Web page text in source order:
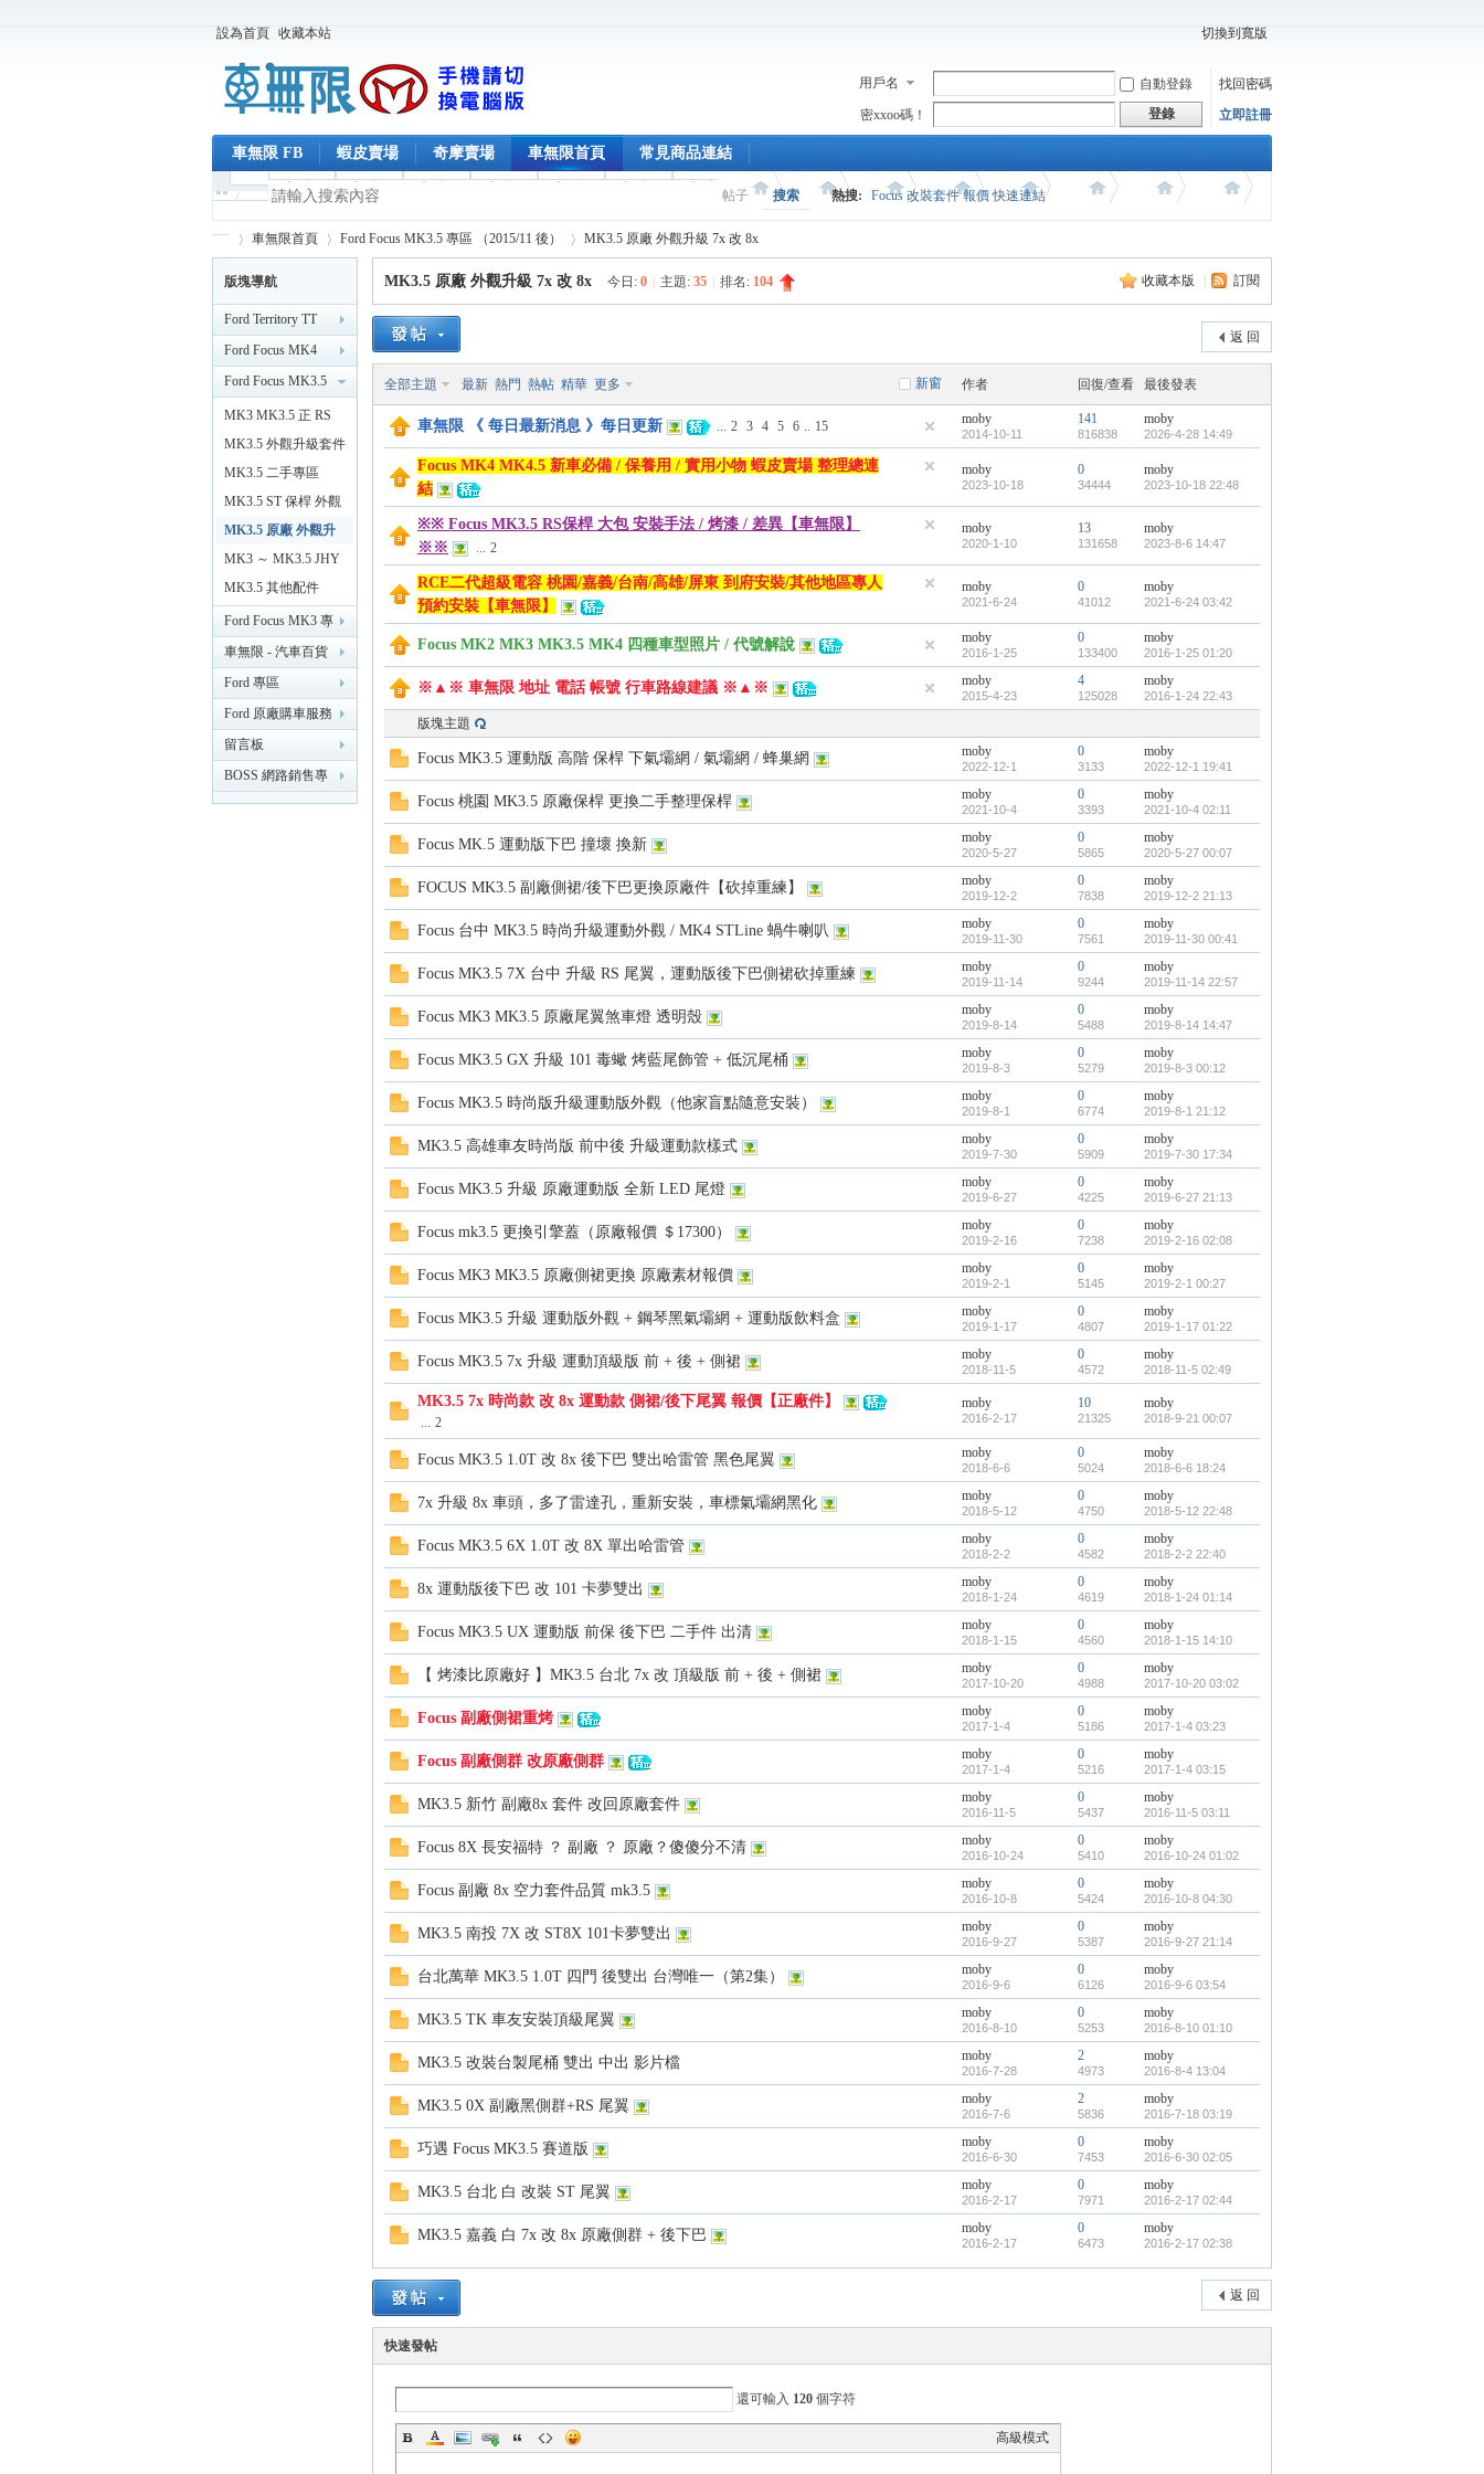
設為首頁 收藏本站 切換到寬版
用戶名 自動登錄
找回密碼
密xxoo碼！
登錄 立即註冊
車無限 FB 蝦皮賣場 奇摩賣場 車無限首頁 常見商品連結
帖子 搜索 熱搜: Focus 改裝套件 報價 快速連結
車
無
限
»
車無限首頁
›
Ford Focus MK3.5 專區 （2015/11 後） MK3.5 原廠 外觀升級 7x 改 8x
版塊導航
Ford Territory TT
Ford Focus MK4
MK4.5 專區
（2019/2 後）
Ford Focus MK3.5
專區 （2015/11 後）
MK3 MK3.5 正 RS
外觀
MK3.5 外觀升級套件
MK3.5 二手專區
MK3.5 ST 保桿 外觀
MK3.5 原廠 外觀升
級 7x 改 8x
MK3 ～ MK3.5 JHY
導航主機
MK3.5 其他配件
Ford Focus MK3 專
區 （2014）
車無限 - 汽車百貨
改裝 精品 【台南新
化】
Ford 專區
Ford 原廠購車服務
專區
留言板
BOSS 網路銷售專
業討論版
收藏本版 訂閱
MK3.5 原廠 外觀升級 7x 改 8x 今日: 0 主題: 35 排名: 104
返 回
新窗
全部主題 最新 熱門 熱帖 精華 更多 作者 回復/查看 最後發表
車無限 《 每日最新消息 》每日更新 ... 2 3 4 5 6 .. 15 moby
2014-10-11
141
816838
moby
2026-4-28 14:49
Focus MK4 MK4.5 新車必備 / 保養用 / 實用小物 蝦皮賣場 整理總連
結
moby
2023-10-18
0
34444
moby
2023-10-18 22:48
※※ Focus MK3.5 RS保桿 大包 安裝手法 / 烤漆 / 差異【車無限】
※※
... 2
moby
2020-1-10
13
131658
moby
2023-8-6 14:47
RCE二代超級電容 桃園/嘉義/台南/高雄/屏東 到府安裝/其他地區專人
預約安裝【車無限】
moby
2021-6-24
0
41012
moby
2021-6-24 03:42
Focus MK2 MK3 MK3.5 MK4 四種車型照片 / 代號解說 moby
2016-1-25
0
133400
moby
2016-1-25 01:20
※▲※ 車無限 地址 電話 帳號 行車路線建議 ※▲※ moby
2015-4-23
4
125028
moby
2016-1-24 22:43
版塊主題
Focus MK3.5 運動版 高階 保桿 下氣壩網 / 氣壩網 / 蜂巢網 moby
2022-12-1
0
3133
moby
2022-12-1 19:41
Focus 桃園 MK3.5 原廠保桿 更換二手整理保桿 moby
2021-10-4
0
3393
moby
2021-10-4 02:11
Focus MK.5 運動版下巴 撞壞 換新 moby
2020-5-27
0
5865
moby
2020-5-27 00:07
FOCUS MK3.5 副廠側裙/後下巴更換原廠件【砍掉重練】 moby
2019-12-2
0
7838
moby
2019-12-2 21:13
Focus 台中 MK3.5 時尚升級運動外觀 / MK4 STLine 蝸牛喇叭 moby
2019-11-30
0
7561
moby
2019-11-30 00:41
Focus MK3.5 7X 台中 升級 RS 尾翼，運動版後下巴側裙砍掉重練 moby
2019-11-14
0
9244
moby
2019-11-14 22:57
Focus MK3 MK3.5 原廠尾翼煞車燈 透明殼 moby
2019-8-14
0
5488
moby
2019-8-14 14:47
Focus MK3.5 GX 升級 101 毒蠍 烤藍尾飾管 + 低沉尾桶 moby
2019-8-3
0
5279
moby
2019-8-3 00:12
Focus MK3.5 時尚版升級運動版外觀（他家盲點隨意安裝） moby
2019-8-1
0
6774
moby
2019-8-1 21:12
MK3.5 高雄車友時尚版 前中後 升級運動款樣式 moby
2019-7-30
0
5909
moby
2019-7-30 17:34
Focus MK3.5 升級 原廠運動版 全新 LED 尾燈 moby
2019-6-27
0
4225
moby
2019-6-27 21:13
Focus mk3.5 更換引擎蓋（原廠報價 ＄17300） moby
2019-2-16
0
7238
moby
2019-2-16 02:08
Focus MK3 MK3.5 原廠側裙更換 原廠素材報價 moby
2019-2-1
0
5145
moby
2019-2-1 00:27
Focus MK3.5 升級 運動版外觀 + 鋼琴黑氣壩網 + 運動版飲料盒 moby
2019-1-17
0
4807
moby
2019-1-17 01:22
Focus MK3.5 7x 升級 運動頂級版 前 + 後 + 側裙 moby
2018-11-5
0
4572
moby
2018-11-5 02:49
MK3.5 7x 時尚款 改 8x 運動款 側裙/後下尾翼 報價【正廠件】
... 2
moby
2016-2-17
10
21325
moby
2018-9-21 00:07
Focus MK3.5 1.0T 改 8x 後下巴 雙出哈雷管 黑色尾翼 moby
2018-6-6
0
5024
moby
2018-6-6 18:24
7x 升級 8x 車頭，多了雷達孔，重新安裝，車標氣壩網黑化 moby
2018-5-12
0
4750
moby
2018-5-12 22:48
Focus MK3.5 6X 1.0T 改 8X 單出哈雷管 moby
2018-2-2
0
4582
moby
2018-2-2 22:40
8x 運動版後下巴 改 101 卡夢雙出 moby
2018-1-24
0
4619
moby
2018-1-24 01:14
Focus MK3.5 UX 運動版 前保 後下巴 二手件 出清 moby
2018-1-15
0
4560
moby
2018-1-15 14:10
【 烤漆比原廠好 】MK3.5 台北 7x 改 頂級版 前 + 後 + 側裙 moby
2017-10-20
0
4988
moby
2017-10-20 03:02
Focus 副廠側裙重烤 moby
2017-1-4
0
5186
moby
2017-1-4 03:23
Focus 副廠側群 改原廠側群 moby
2017-1-4
0
5216
moby
2017-1-4 03:15
MK3.5 新竹 副廠8x 套件 改回原廠套件 moby
2016-11-5
0
5437
moby
2016-11-5 03:11
Focus 8X 長安福特 ？ 副廠 ？ 原廠？傻傻分不清 moby
2016-10-24
0
5410
moby
2016-10-24 01:02
Focus 副廠 8x 空力套件品質 mk3.5 moby
2016-10-8
0
5424
moby
2016-10-8 04:30
MK3.5 南投 7X 改 ST8X 101卡夢雙出 moby
2016-9-27
0
5387
moby
2016-9-27 21:14
台北萬華 MK3.5 1.0T 四門 後雙出 台灣唯一（第2集） moby
2016-9-6
0
6126
moby
2016-9-6 03:54
MK3.5 TK 車友安裝頂級尾翼 moby
2016-8-10
0
5253
moby
2016-8-10 01:10
MK3.5 改裝台製尾桶 雙出 中出 影片檔 moby
2016-7-28
2
4973
moby
2016-8-4 13:04
MK3.5 0X 副廠黑側群+RS 尾翼 moby
2016-7-6
2
5836
moby
2016-7-18 03:19
巧遇 Focus MK3.5 賽道版 moby
2016-6-30
0
7453
moby
2016-6-30 02:05
MK3.5 台北 白 改裝 ST 尾翼 moby
2016-2-17
0
7971
moby
2016-2-17 02:44
MK3.5 嘉義 白 7x 改 8x 原廠側群 + 後下巴 moby
2016-2-17
0
6473
moby
2016-2-17 02:38
返 回
快速發帖
還可輸入 120 個字符
高級模式